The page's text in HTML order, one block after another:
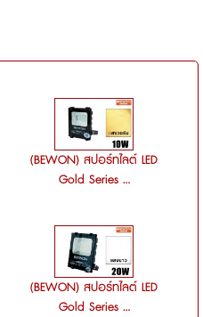
(BEWON) สปอร์ทไลต์ LED
Gold Series ...
(BEWON) สปอร์ทไลต์ LED
Gold Series ...